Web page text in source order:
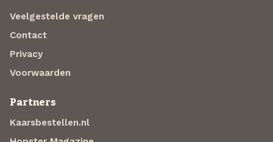
Veelgestelde vragen
Contact
Privacy
Voorwaarden
Partners
Kaarsbestellen.nl